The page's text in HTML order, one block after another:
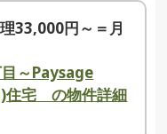
33,000円～＝月
～Paysage
)住宅 の物件詳細